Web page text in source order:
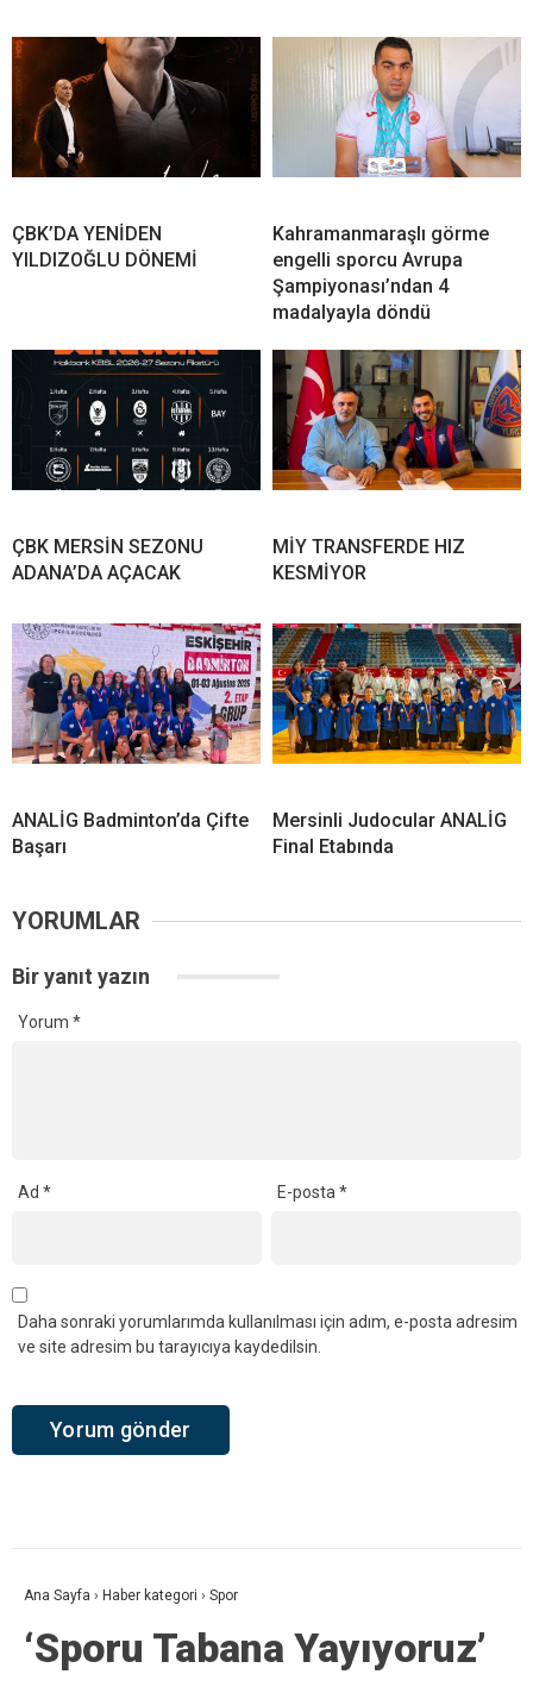
ÇBK’DA YENİDEN
YILDIZOĞLU DÖNEMİ
Kahramanmaraşlı görme
engelli sporcu Avrupa
Şampiyonası’ndan 4
madalyayla döndü
ÇBK MERSİN SEZONU
ADANA’DA AÇACAK
MİY TRANSFERDE HIZ
KESMİYOR
ANALİG Badminton’da Çifte
Başarı
Mersinli Judocular ANALİG
Final Etabında
YORUMLAR
Bir yanıt yazın
Yorum *
Ad * E-posta*
Daha sonraki yorumlarımda kullanılması için adım, e-posta adresim
ve site adresim bu tarayıcıya kaydedilsin.
Ana Sayfa › Haber kategori › Spor
‘Sporu Tabana Yayıyoruz’